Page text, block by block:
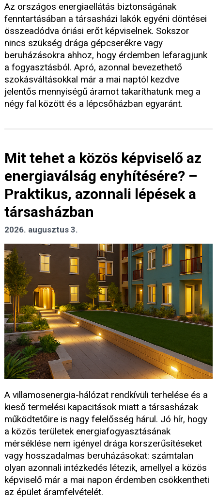
Az országos energiaellátás biztonságának
fenntartásában a társasházi lakók egyéni döntései
összeadódva óriási erőt képviselnek. Sokszor
nincs szükség drága gépcserékre vagy
beruházásokra ahhoz, hogy érdemben lefaragjunk
a fogyasztásból. Apró, azonnal bevezethető
szokásváltásokkal már a mai naptól kezdve
jelentős mennyiségű áramot takaríthatunk meg a
négy fal között és a lépcsőházban egyaránt.
Mit tehet a közös képviselő az
energiaválság enyhítésére? –
Praktikus, azonnali lépések a
társasházban
2026. augusztus 3.
A villamosenergia-hálózat rendkívüli terhelése és a
kieső termelési kapacitások miatt a társasházak
működtetőire is nagy felelősség hárul. Jó hír, hogy
a közös területek energiafogyasztásának
mérséklése nem igényel drága korszerűsítéseket
vagy hosszadalmas beruházásokat: számtalan
olyan azonnali intézkedés létezik, amellyel a közös
képviselő már a mai napon érdemben csökkentheti
az épület áramfelvételét.